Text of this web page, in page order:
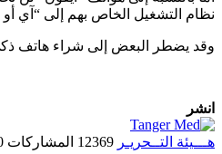
نظام التشغيل الخاص بهم إلى “آي أو إس 9” أو التحديثات الأحدث الأخرى، في حال رغبتهم الاستمرار في
وقد يضطر البعض إلى شراء هاتف
انشر
هـــيئة التــحريـر 12369 المشاركات 0